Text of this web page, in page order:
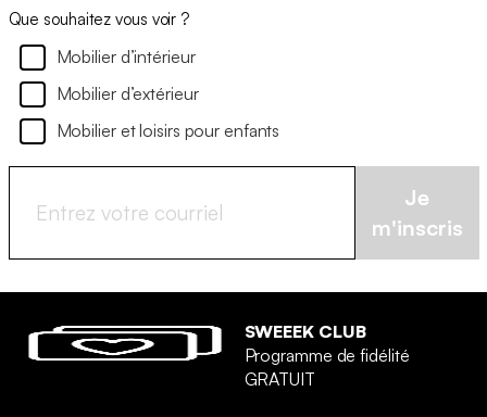
Que souhaitez vous voir ?
Mobilier d’intérieur
Mobilier d’extérieur
Mobilier et loisirs pour enfants
Je
m'inscris
SWEEEK CLUB
Programme de fidélité
GRATUIT